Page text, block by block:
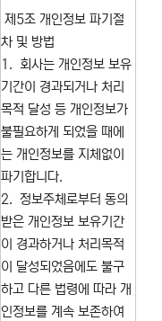
제5조 개인정보 파기절
차 및 방법
1. 회사는 개인정보 보유
기간이 경과되거나 처리
목적 달성 등 개인정보가
불필요하게 되었을 때에
는 개인정보를 지체없이
파기합니다.
2. 정보주체로부터 동의
받은 개인정보 보유기간
이 경과하거나 처리목적
이 달성되었음에도 불구
하고 다른 법령에 따라 개
인정보를 계속 보존하여